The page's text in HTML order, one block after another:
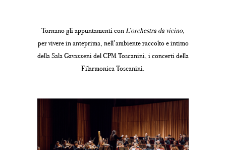
Tornano gli appuntamenti conL’orchestra da vicino,
per vivere in anteprima, nell’ambiente raccolto e intimo
della Sala Gavazzeni del CPM Toscanini, i concerti della
Filarmonica Toscanini.